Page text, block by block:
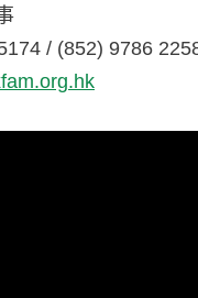
/ (852) 9786